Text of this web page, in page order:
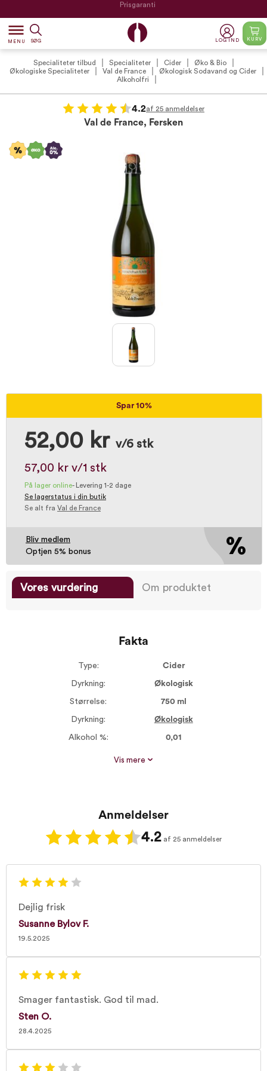
dehaze
MENU SØG LOG IND KURV
Specialiteter tilbud Specialiteter Cider
Øko & Bio
Økologiske Specialiteter
Val de France
Økologisk Sodavand og Cider
Alkoholfri
4.2af 25 anmeldelser
Val de France, Fersken
Spar 10%
52,00 kr v/6 stk
57,00 kr v/1 stk
På lager online-
Levering 1-2 dage
Se lagerstatus i din butik
Se alt fra Val de France
Bliv medlem
Optjen 5% bonus
Vores vurdering Om produktet
Fakta
Type: Cider
Dyrkning: Økologisk
Størrelse: 750 ml
Dyrkning: Økologisk
Alkohol %: 0,01
Vis mere
Anmeldelser
4.2 af 25 anmeldelser
Dejlig frisk
Susanne Bylov F.
19.5.2025
Smager fantastisk. God til mad.
Sten O.
28.4.2025